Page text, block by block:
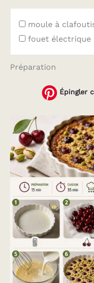
moule à
fouet électrique
Préparation
Épingler